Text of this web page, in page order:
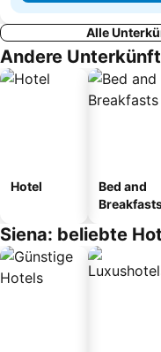
Alle
Andere
Hotel
Bed and
Siena: beliebte